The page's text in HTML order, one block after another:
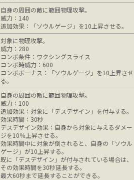
自身の周囲の敵に範囲物理攻撃。
威力：140
追加効果：「ソウルゲージ」を10上昇させる。
対象に物理攻撃。
威力：280
コンボ条件：ワクシングスライス
コンボ時威力：600
コンボボーナス：「ソウルゲージ」を10上昇させ
る。
自身の周囲の敵に範囲物理攻撃。
威力：100
追加効果：対象に「デスデザイン」を付与する。
効果時間：30秒
デスデザイン効果：自身から対象に与えるダメー
ジを10％上昇させる。
効果時間中に対象が倒されると、自身の「ソウル
ゲージ」が10上昇する。
既に「デスデザイン」が付与されている場合は、
その効果時間を30秒延長する。
最大60秒まで延長することができる。